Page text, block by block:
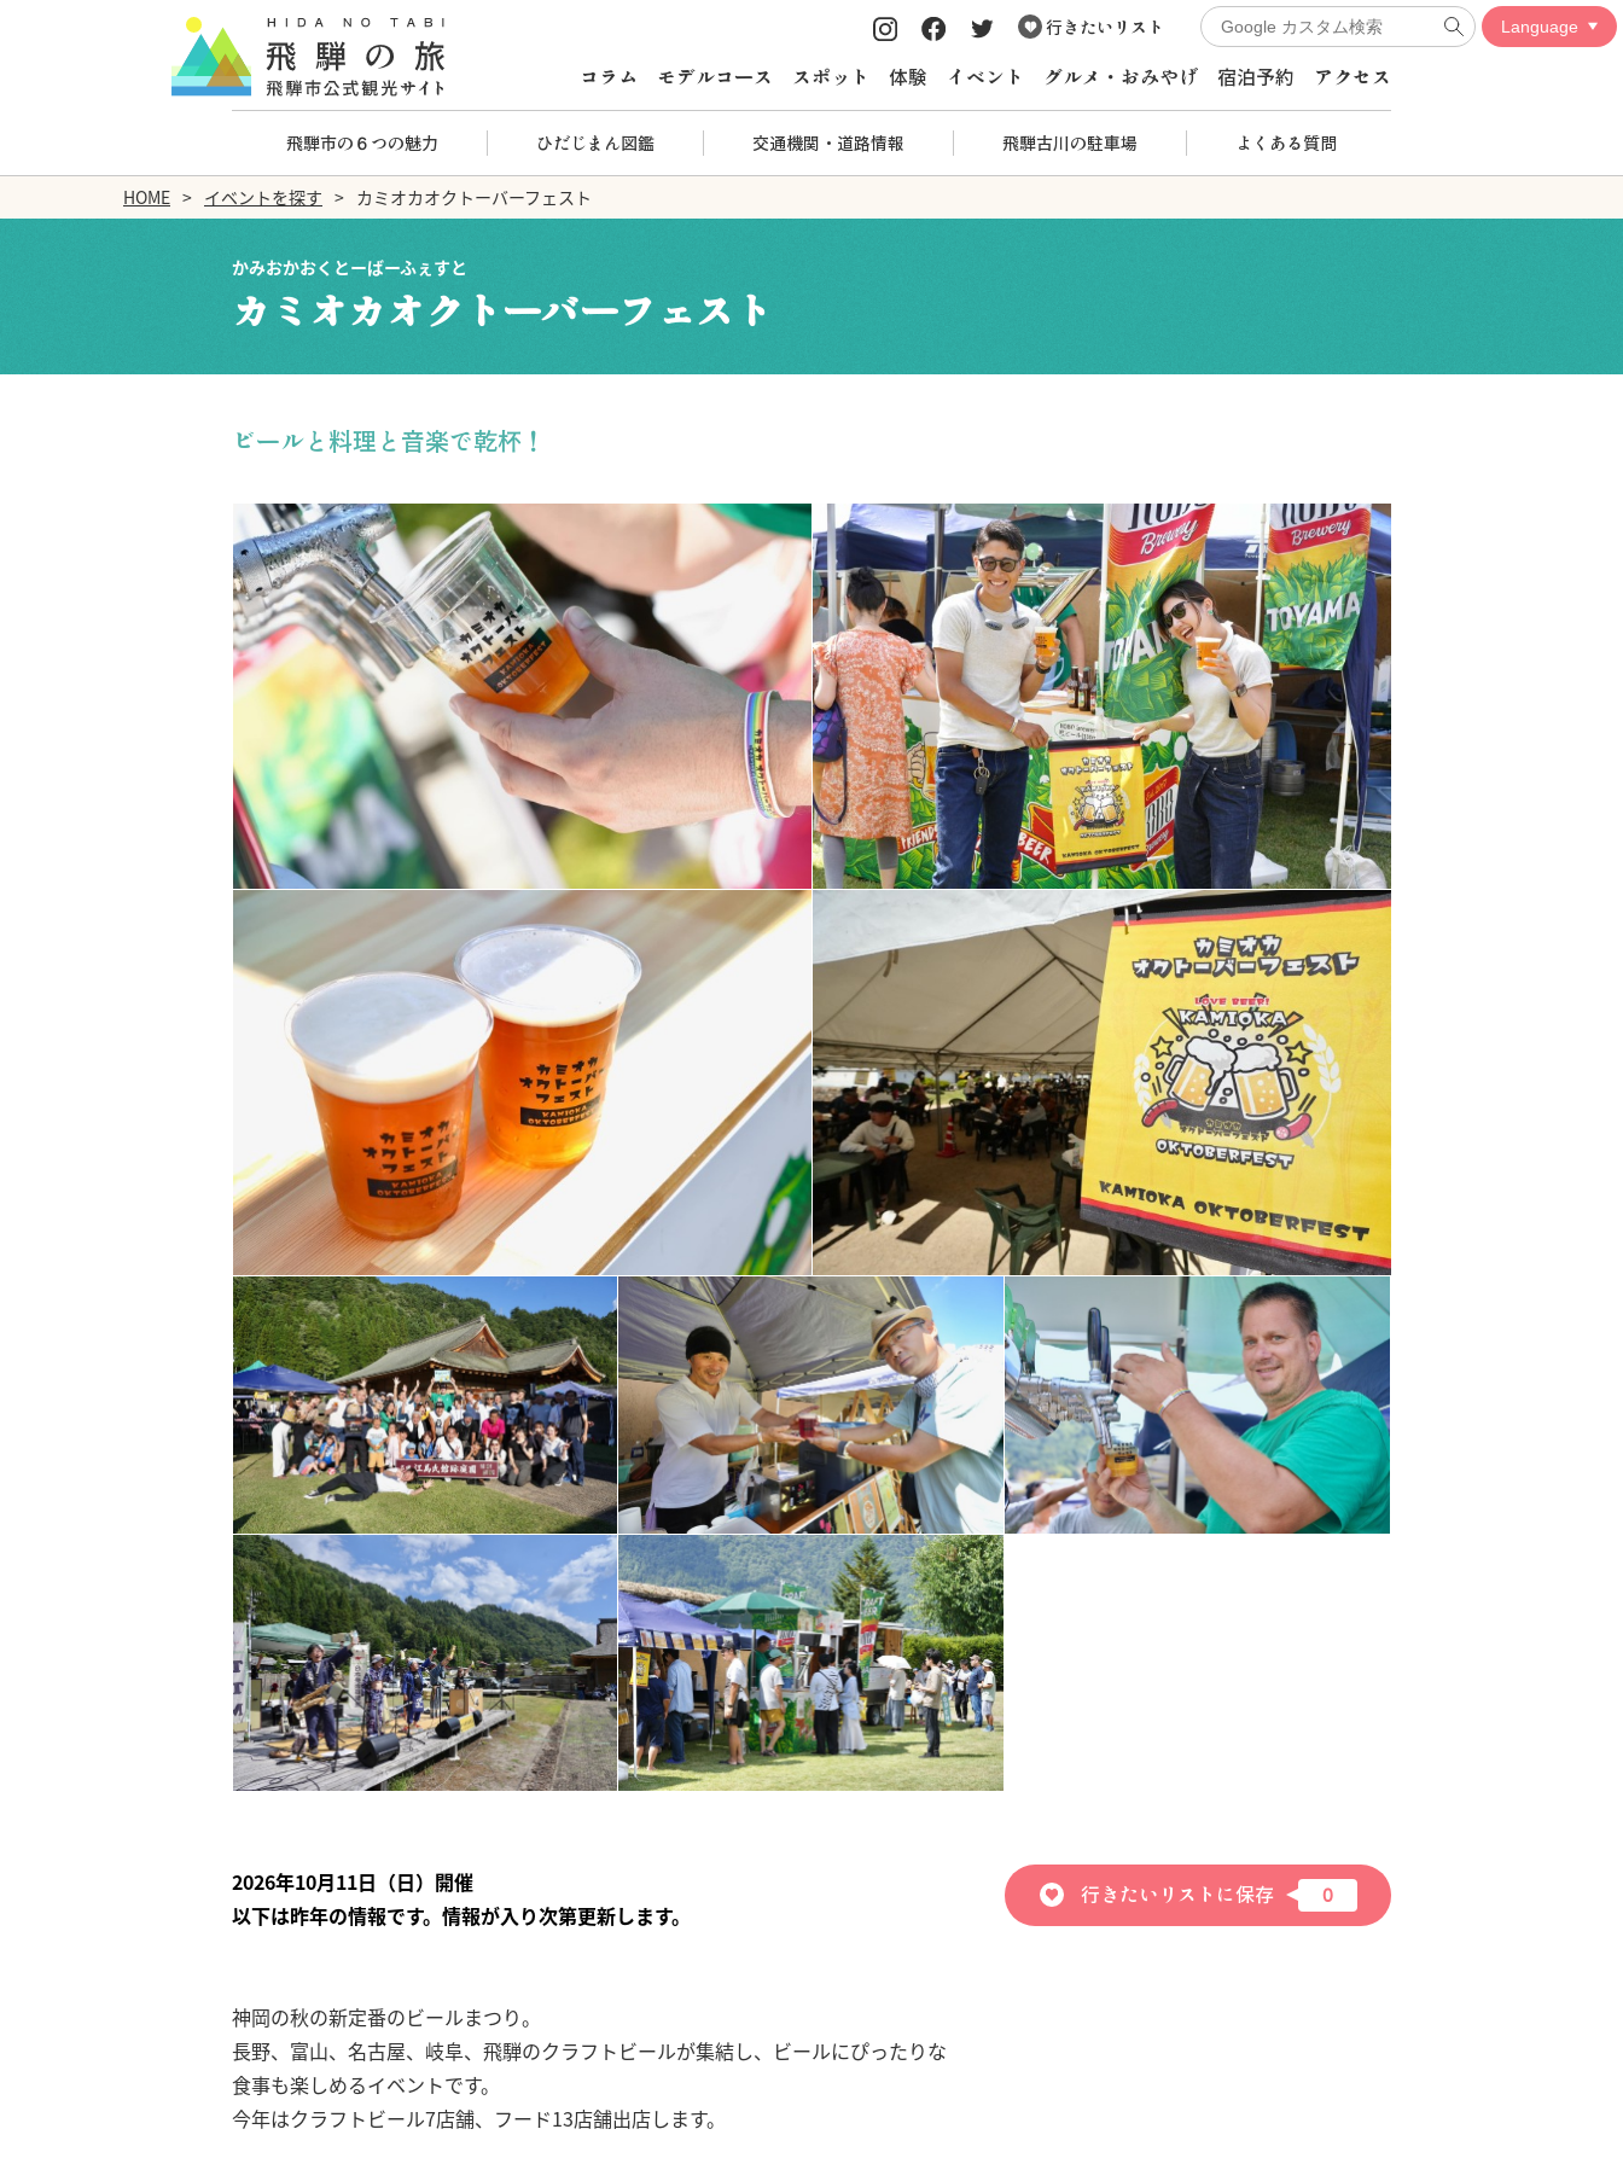
行きたいリスト
コラム モデルコース スポット 体験 イベント グルメ・おみやげ 宿泊予約 アクセス
飛騨市の６つの魅力 ひだじまん図鑑 交通機関・道路情報 飛騨古川の駐車場 よくある質問
HOME イベントを探す カミオカオクトーバーフェスト
かみおかおくとーばーふぇすと
カミオカオクトーバーフェスト
ビールと料理と音楽で乾杯！
2026年10月11日（日）開催
以下は昨年の情報です。情報が入り次第更新します。
神岡の秋の新定番のビールまつり。
長野、富山、名古屋、岐阜、飛騨のクラフトビールが集結し、ビールにぴったりな
食事も楽しめるイベントです。
今年はクラフトビール7店舗、フード13店舗出店します。
行きたいリストに保存 0